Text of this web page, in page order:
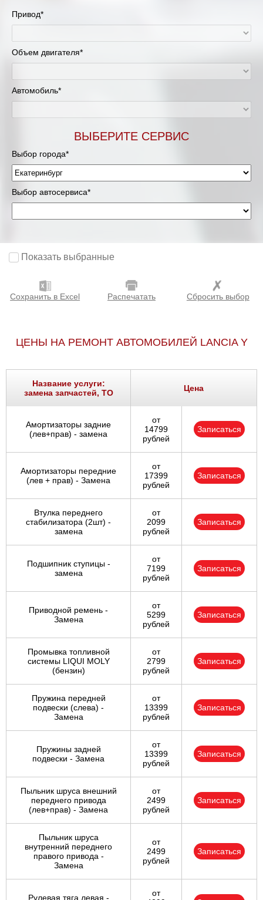
Привод*
Объем двигателя*
Автомобиль*
ВЫБЕРИТЕ СЕРВИС
Выбор города*
Выбор автосервиса*
Показать выбранные
Сохранить в Excel Распечатать Сбросить выбор
ЦЕНЫ НА РЕМОНТ АВТОМОБИЛЕЙ LANCIA Y
Название услуги:
замена запчастей, ТО
Цена
Амортизаторы задние
(лев+прав) - замена
от
14799
рублей
Записаться
Амортизаторы передние
(лев + прав) - Замена
от
17399
рублей
Записаться
Втулка переднего
стабилизатора (2шт) -
замена
от
2099
рублей
Записаться
Подшипник ступицы -
замена
от
7199
рублей
Записаться
Приводной ремень -
Замена
от
5299
рублей
Записаться
Промывка топливной
системы LIQUI MOLY
(бензин)
от
2799
рублей
Записаться
Пружина передней
подвески (слева) -
Замена
от
13399
рублей
Записаться
Пружины задней
подвески - Замена
от
13399
рублей
Записаться
Пыльник шруса внешний
переднего привода
(лев+прав) - Замена
от
2499
рублей
Записаться
Пыльник шруса
внутренний переднего
правого привода -
Замена
от
2499
рублей
Записаться
Рулевая тяга левая -
от